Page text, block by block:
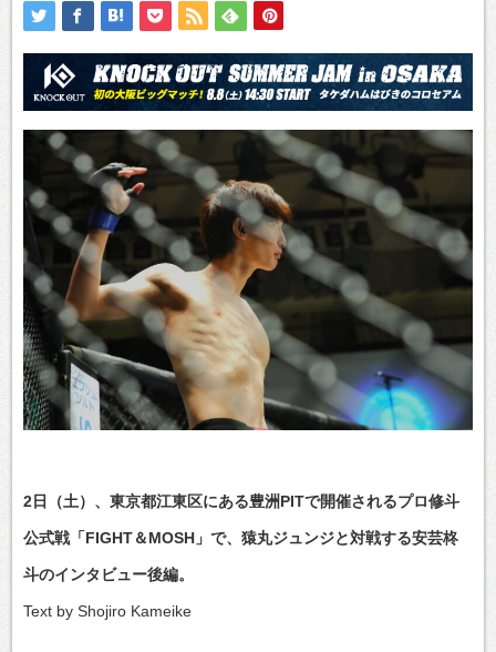
2日（土）、東京都江東区にある豊洲PITで開催されるプロ修斗
公式戦「FIGHT＆MOSH」で、猿丸ジュンジと対戦する安芸柊
斗のインタビュー後編。
Text by Shojiro Kameike